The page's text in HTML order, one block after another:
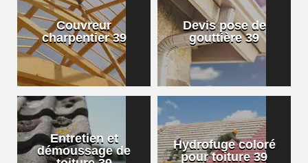
Couvreur
charpentier 39
Devis pose de
gouttière 39
Entretien et
démoussage de
Hydrofuge coloré
pour toiture 39